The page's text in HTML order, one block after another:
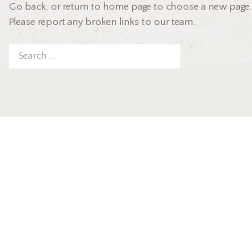
Go back, or return to home page to choose a new page.
Please report any broken links to our team.